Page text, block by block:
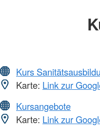
Kurs
Karte: Link zur
Kursangebote
Karte: Link zur